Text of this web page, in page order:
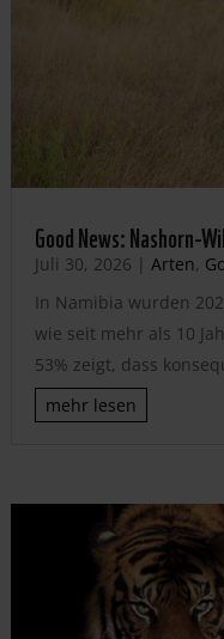
Good News: Nashorn-
Juli 30, 2026 | Arten,
In Namibia wurden
wie seit mehr als 10
53% zeigt, dass
mehr lesen